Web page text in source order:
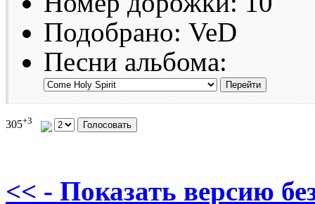
Подобрано: VeD
Песни альбома:
305+3
<< - Показать версию